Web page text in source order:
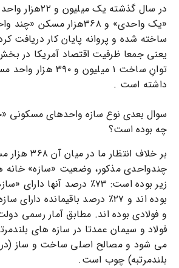
در سال گذشته یک میلیون
«یک واحدی» و ۳۶۸هزار مسکن
ساخته شده و پروانه پایان کار دریافت
یعنی جمعا ظرفیت اقتصاد آمریکا در
توانِ ساخت ۱ میلیون و ۳۹۰
داشته است .
سوال بعدی نوع سازه واحدهای مسکونی
چه بوده است؟
بر خلاف انتظار ما در
چندواحدی مذکور، وضعیت «سازه» خانه
زیر بوده است: ۷۳٪ درصد آنها
بوده اند و ۲۷٪ درصد باقیمانده
و فولادی بوده اند. مطابق آمار رسمی
فولاد و سیمان عمدتا در سازه های
می شود و مصالح اصلی ساخت و ساز
بلندمرتبه) چوب است.